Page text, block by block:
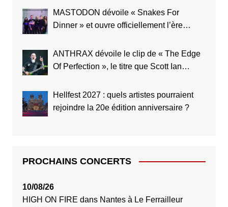
MASTODON dévoile « Snakes For
Dinner » et ouvre officiellement l’ère
ANTHRAX dévoile le clip de « The Edge
Of Perfection », le titre que Scott Ian
l’histoire du groupe
Hellfest 2027 : quels artistes pourraient
rejoindre la 20e édition anniversaire ?
PROCHAINS CONCERTS
10/08/26
HIGH ON FIRE dans Nantes à Le Ferrailleur